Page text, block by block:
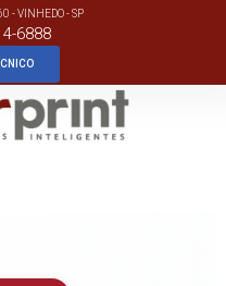
- VINHEDO - SP
6888